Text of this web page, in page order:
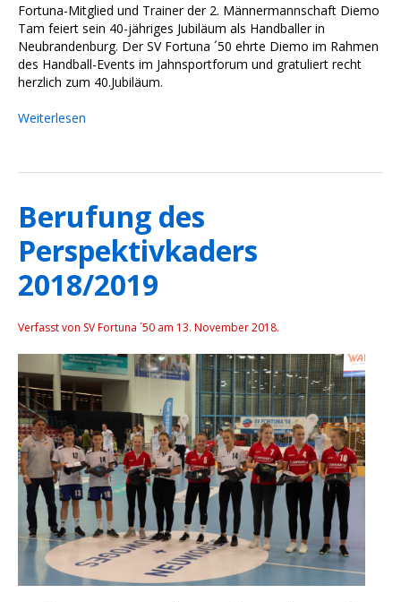
Fortuna-Mitglied und Trainer der 2. Männermannschaft Diemo
Tam feiert sein 40-jähriges Jubiläum als Handballer in
Neubrandenburg. Der SV Fortuna ´50 ehrte Diemo im Rahmen
des Handball-Events im Jahnsportforum und gratuliert recht
herzlich zum 40.Jubiläum.
Weiterlesen
Berufung des
Perspektivkaders
2018/2019
Verfasst von SV Fortuna ´50 am 13. November 2018.